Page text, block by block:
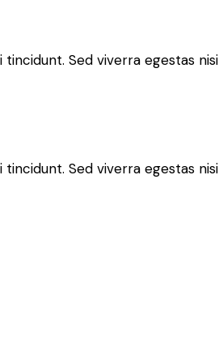
Sed viverra egestas nisi
Sed viverra egestas nisi